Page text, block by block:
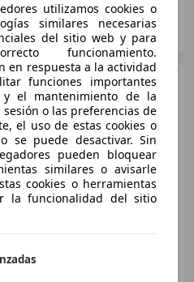
BMW 320320i Cabriolet Aut.
€ 5.800
Sincomparación
utilizamos cookies o
similares necesarias
del sitio web y para
funcionamiento.
en respuesta a la actividad
funciones importantes
y el mantenimiento de la
o las preferencias de
el uso de estas cookies o
se puede desactivar. Sin
pueden bloquear
similares o avisarle
cookies o herramientas
la funcionalidad del sitio